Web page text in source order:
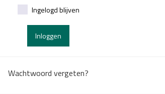
Ingelogd blijven
Inloggen
Wachtwoord vergeten?